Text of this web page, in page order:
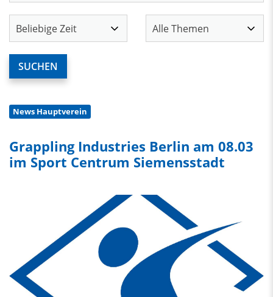
News Hauptverein
Grappling Industries Berlin am 08.03
im Sport Centrum Siemensstadt